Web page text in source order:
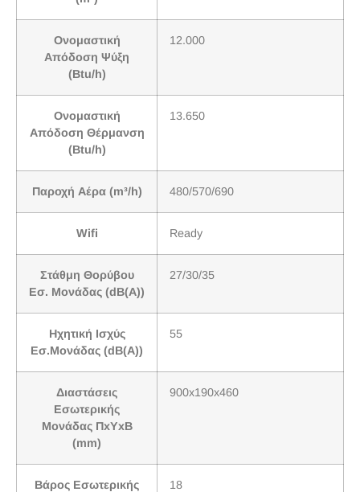
Ονομαστική
Απόδοση Ψύξη
(Btu/h)
12.000
Ονομαστική
Απόδοση Θέρμανση
(Btu/h)
13.650
Παροχή Αέρα (m³/h) 480/570/690
Wifi Ready
Στάθμη Θορύβου
Εσ. Μονάδας (dB(A))
27/30/35
Ηχητική Ισχύς
Εσ.Μονάδας (dB(A))
55
Διαστάσεις
Εσωτερικής
Μονάδας ΠxΥxΒ
(mm)
900x190x460
Βάρος Εσωτερικής
18